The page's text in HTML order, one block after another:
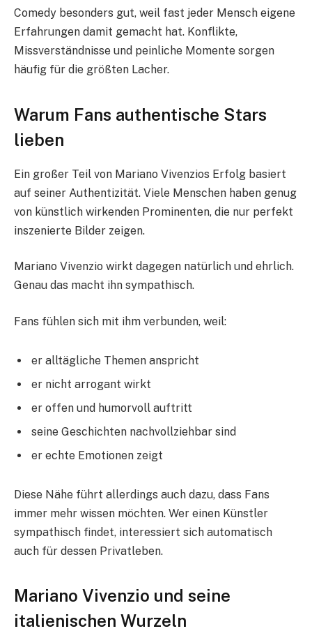
Comedy besonders gut, weil fast jeder Mensch eigene
Erfahrungen damit gemacht hat. Konflikte,
Missverständnisse und peinliche Momente sorgen
häufig für die größten Lacher.
Warum Fans authentische Stars
lieben
Ein großer Teil von Mariano Vivenzios Erfolg basiert
auf seiner Authentizität. Viele Menschen haben genug
von künstlich wirkenden Prominenten, die nur perfekt
inszenierte Bilder zeigen.
Mariano Vivenzio wirkt dagegen natürlich und ehrlich.
Genau das macht ihn sympathisch.
Fans fühlen sich mit ihm verbunden, weil:
er alltägliche Themen anspricht
er nicht arrogant wirkt
er offen und humorvoll auftritt
seine Geschichten nachvollziehbar sind
er echte Emotionen zeigt
Diese Nähe führt allerdings auch dazu, dass Fans
immer mehr wissen möchten. Wer einen Künstler
sympathisch findet, interessiert sich automatisch
auch für dessen Privatleben.
Mariano Vivenzio und seine
italienischen Wurzeln